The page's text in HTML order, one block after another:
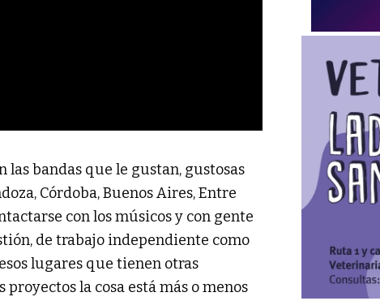
las bandas que le gustan, gustosas
Córdoba, Buenos Aires, Entre
con los músicos y con gente
de trabajo independiente como
lugares que tienen otras
la cosa está más o menos